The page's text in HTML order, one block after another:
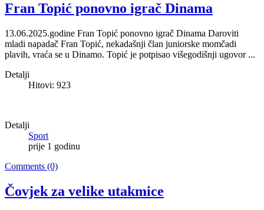
Fran Topić ponovno igrač Dinama
13.06.2025.godine Fran Topić ponovno igrač Dinama Daroviti
mladi napadač Fran Topić, nekadašnji član juniorske momčadi
plavih, vraća se u Dinamo. Topić je potpisao višegodišnji ugovor ...
Detalji
Hitovi: 923
Detalji
Sport
prije 1 godinu
Comments (0)
Čovjek za velike utakmice